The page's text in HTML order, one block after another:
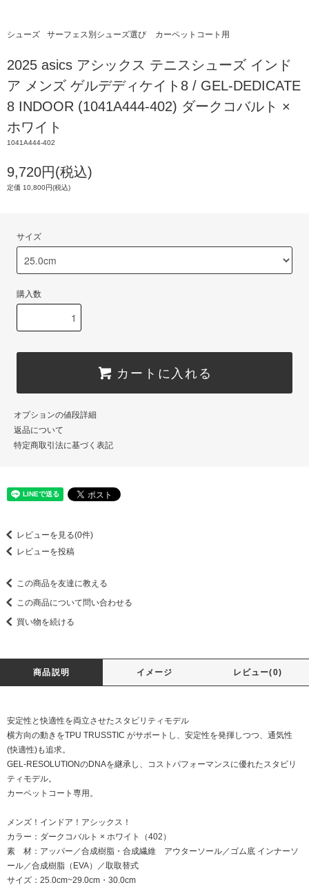
シューズ サーフェス別シューズ選び カーペットコート用
2025 asics アシックス テニスシューズ インド
ア メンズ ゲルデディケイト8 / GEL-DEDICATE
8 INDOOR (1041A444-402) ダークコバルト ×
ホワイト
1041A444-402
9,720円(税込)
定価 10,800円(税込)
サイズ
購入数
カートに入れる
オプションの値段詳細
返品について
特定商取引法に基づく表記
レビューを見る(0件)
レビューを投稿
この商品を友達に教える
この商品について問い合わせる
買い物を続ける
商品説明 イメージ レビュー(0)
安定性と快適性を両立させたスタビリティモデル
横方向の動きをTPU TRUSSTIC がサポートし、安定性を発揮しつつ、通気性
(快適性)も追求。
GEL-RESOLUTIONのDNAを継承し、コストパフォーマンスに優れたスタビリ
ティモデル。
カーペットコート専用。
メンズ！インドア！アシックス！
カラー：ダークコバルト × ホワイト（402）
素 材：アッパー／合成樹脂・合成繊維 アウターソール／ゴム底 インナーソ
ール／合成樹脂（EVA）／取取替式
サイズ：25.0cm~29.0cm・30.0cm